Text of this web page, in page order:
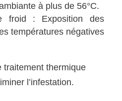
à plus de 56°C.
froid : Exposition des
températures négatives
traitement thermique
l’infestation.